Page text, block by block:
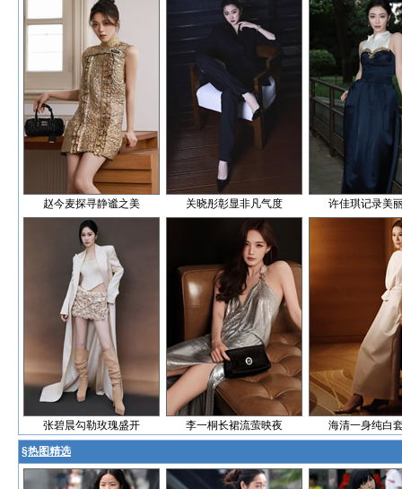
赵今麦探寻静谧之美 关晓彤彰显非凡气度 许佳琪记录美
张碧晨勾勒玫瑰盛开 李一桐长裙流萤映夜 海清一身纯白
§热图精选